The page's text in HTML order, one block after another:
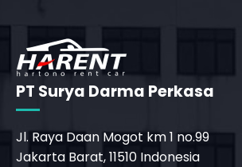
PT Surya Darma Perkasa
Jl. Raya Daan Mogot km 1 no.99
Jakarta Barat, 11510 Indonesia